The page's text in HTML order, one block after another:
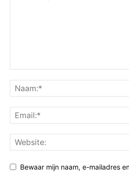
Bewaar mijn naam, e-mailadres